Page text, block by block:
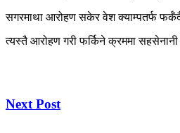
सगरमाथा आरोहण सकेर वेश क्याम्पतर्फ फर्कँदै
त्यस्तै आरोहण गरी फर्किने क्रममा
Next Post